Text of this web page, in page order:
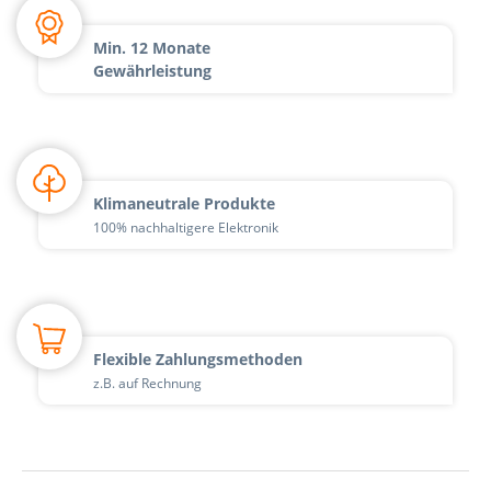
Min. 12 Monate
Gewährleistung
Klimaneutrale Produkte
100% nachhaltigere Elektronik
Flexible Zahlungsmethoden
z.B. auf Rechnung